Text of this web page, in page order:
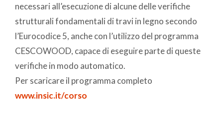
necessari all’esecuzione di alcune delle verifiche
strutturali fondamentali di travi in legno secondo
l’Eurocodice 5, anche con l’utilizzo del programma
CESCOWOOD, capace di eseguire parte di queste
verifiche in modo automatico.
Per scaricare il programma completo
www.insic.it/corso